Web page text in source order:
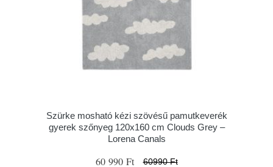
Szürke mosható kézi szövésű pamutkeverék
gyerek szőnyeg 120x160 cm Clouds Grey –
Lorena Canals
60 990 Ft 60990 Ft